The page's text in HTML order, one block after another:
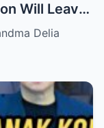
Will Leave
Delia